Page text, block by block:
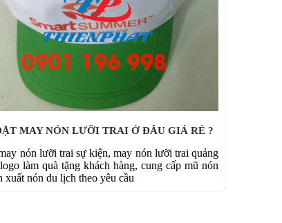
MAY NÓN LƯỠI TRAI Ở ĐÂU GIÁ RẺ ?
nón lưỡi trai sự kiện, may nón lưỡi trai quảng
làm quà tặng khách hàng, cung cấp mũ nón
xuất nón du lịch theo yêu cầu